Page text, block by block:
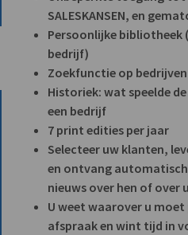
SALESKANSEN, en
Persoonlijke bibliotheek
bedrijf)
Zoekfunctie op
Historiek: wat speelde
een bedrijf
7 print edities per jaar
Selecteer uw klanten,
en ontvang
nieuws over hen of over
U weet waarover u
afspraak en wint tijd in